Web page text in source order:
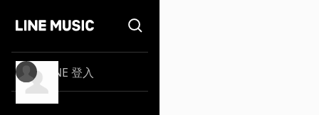
LINE 登入